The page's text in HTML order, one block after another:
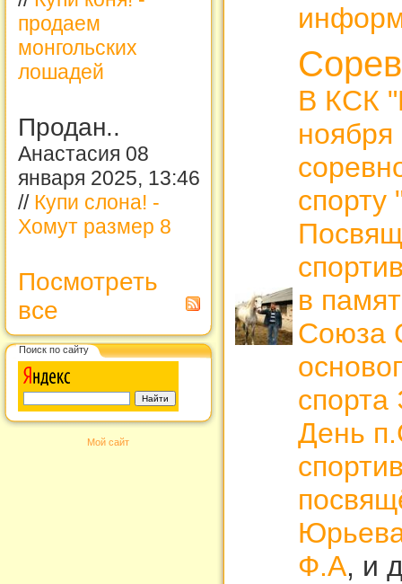
продаем
монгольских
лошадей
Продан..
Анастасия 08
января 2025, 13:46
// Купи слона! -
Хомут размер 8
Посмотреть
все
Поиск по сайту
Мой сайт
В КСК
ноября
в
Союза
День
Ф.А, и